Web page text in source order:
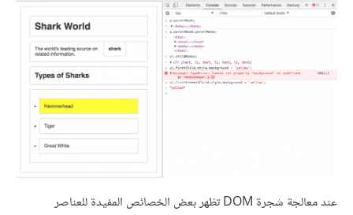
عند معالجة شجرة DOM تظهر بعض الخصائص المفيدة للعناصر